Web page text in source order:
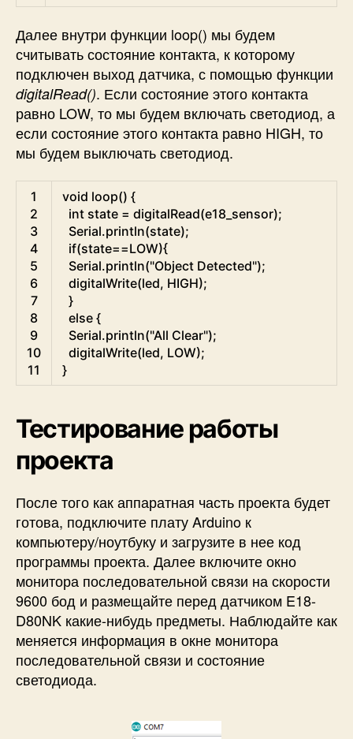
Далее внутри функции loop() мы будем
считывать состояние контакта, к которому
подключен выход датчика, с помощью функции
digitalRead(). Если состояние этого контакта
равно LOW, то мы будем включать светодиод, а
если состояние этого контакта равно HIGH, то
мы будем выключать светодиод.
1
2
3
4
5
6
7
8
9
10
11
void loop() {
int state = digitalRead(e18_sensor);
Serial.println(state);
if(state==LOW){
Serial.println("Object Detected");
digitalWrite(led, HIGH);
}
else {
Serial.println("All Clear");
digitalWrite(led, LOW);
}
Тестирование работы
проекта
После того как аппаратная часть проекта будет
готова, подключите плату Arduino к
компьютеру/ноутбуку и загрузите в нее код
программы проекта. Далее включите окно
монитора последовательной связи на скорости
9600 бод и размещайте перед датчиком E18-
D80NK какие-нибудь предметы. Наблюдайте как
меняется информация в окне монитора
последовательной связи и состояние
светодиода.